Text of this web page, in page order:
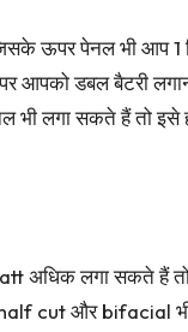
ऊपर पेनल भी आप
डबल बैटरी
लगा सकते हैं तो इसे
लगा सकते हैं
cut और bifacial